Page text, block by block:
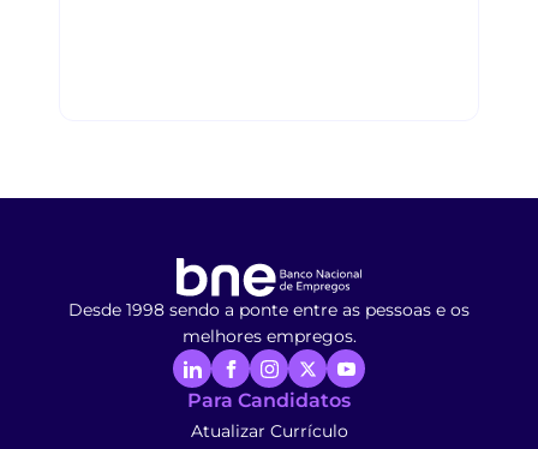
Desde 1998 sendo a ponte entre as pessoas e os
melhores empregos.
Para Candidatos
Atualizar Currículo